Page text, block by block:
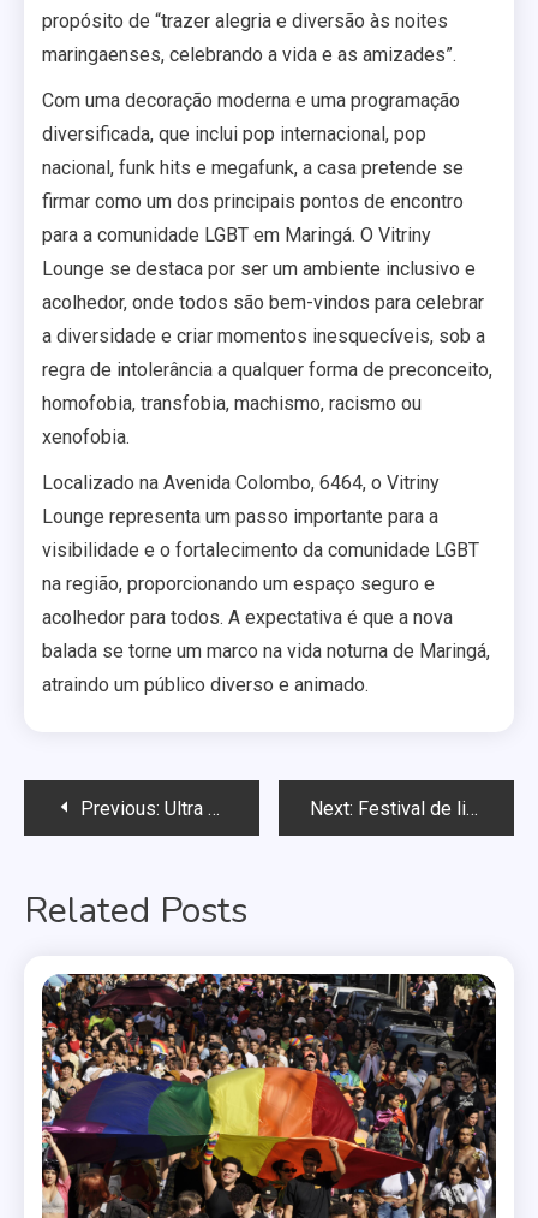
propósito de “trazer alegria e diversão às noites
maringaenses, celebrando a vida e as amizades”.
Com uma decoração moderna e uma programação
diversificada, que inclui pop internacional, pop
nacional, funk hits e megafunk, a casa pretende se
firmar como um dos principais pontos de encontro
para a comunidade LGBT em Maringá. O Vitriny
Lounge se destaca por ser um ambiente inclusivo e
acolhedor, onde todos são bem-vindos para celebrar
a diversidade e criar momentos inesquecíveis, sob a
regra de intolerância a qualquer forma de preconceito,
homofobia, transfobia, machismo, racismo ou
xenofobia.
Localizado na Avenida Colombo, 6464, o Vitriny
Lounge representa um passo importante para a
visibilidade e o fortalecimento da comunidade LGBT
na região, proporcionando um espaço seguro e
acolhedor para todos. A expectativa é que a nova
balada se torne um marco na vida noturna de Maringá,
atraindo um público diverso e animado.
Navegação
Post
Previous: Ultra Club Next: Festival de literatura popular agita Maringá neste fim de semana com shows e oficinas
Related Posts